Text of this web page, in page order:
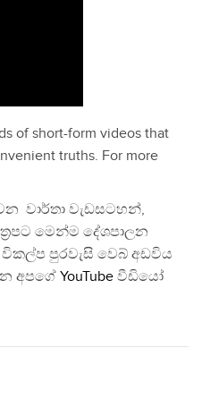
of short-form videos that
truths. For more
වාර්තා වැඩසටහන්,
මෙන්ම දේශපාලන
පුරවැසි වෙබ් අඩවිය
අපගේ YouTube වීඩියෝ